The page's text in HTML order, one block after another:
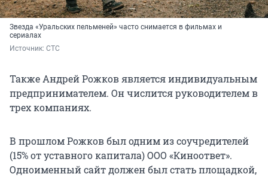
Звезда «Уральских пельменей» часто снимается в фильмах и
сериалах
Источник: СТС
Также Андрей Рожков является индивидуальным
предпринимателем. Он числится руководителем в
трех компаниях.
В прошлом Рожков был одним из соучредителей
(15% от уставного капитала) ООО «Киноответ».
Одноименный сайт должен был стать площадкой,